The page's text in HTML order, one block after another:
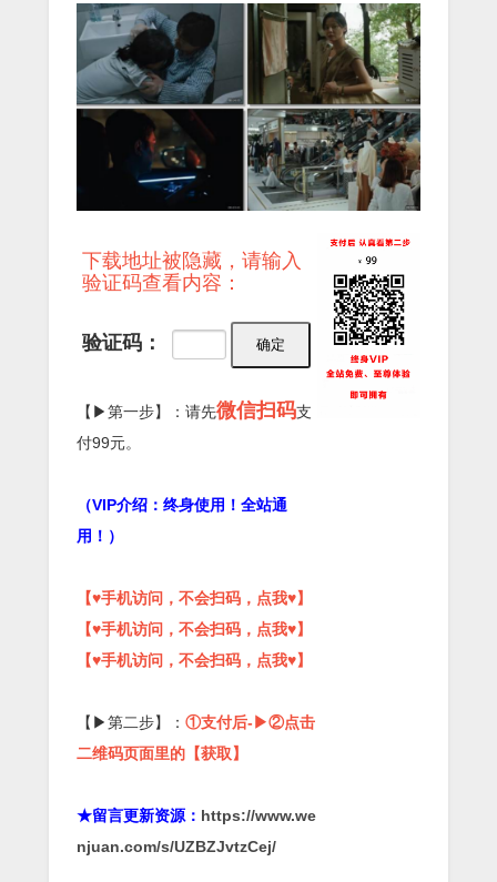
下载地址被隐藏，请输入
验证码查看内容：
验证码：
【▶第一步】：请先微信扫码支
付99元。
（VIP介绍：终身使用！全站通
用！）
【♥手机访问，不会扫码，点我♥】
【♥手机访问，不会扫码，点我♥】
【♥手机访问，不会扫码，点我♥】
【▶第二步】： ①支付后-▶②点击
二维码页面里的【获取】
★留言更新资源： https://www.we
njuan.com/s/UZBZJvtzCej/